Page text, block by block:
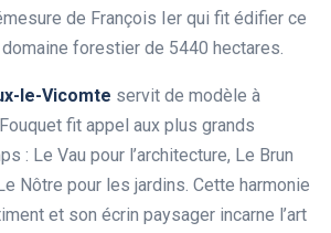
de François Ier qui fit édifier ce
forestier de 5440 hectares.
le-Vicomte servit de modèle à
fit appel aux plus grands
: Le Vau pour l’architecture, Le Brun
Nôtre pour les jardins. Cette harmonie
et son écrin paysager incarne l’art